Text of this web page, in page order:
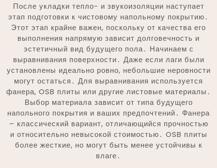
После укладки тепло- и звукоизоляции наступает
этап подготовки к чистовому напольному покрытию․
Этот этап крайне важен, поскольку от качества его
выполнения напрямую зависит долговечность и
эстетичный вид будущего пола․ Начинаем с
выравнивания поверхности․ Даже если лаги были
установлены идеально ровно, небольшие неровности
могут остаться․ Для выравнивания используется
фанера, OSB плиты или другие листовые материалы․
Выбор материала зависит от типа будущего
напольного покрытия и ваших предпочтений․ Фанера
– классический вариант, отличающийся прочностью
и относительно невысокой стоимостью․ OSB плиты
более жесткие, но могут быть менее устойчивы к
влаге․